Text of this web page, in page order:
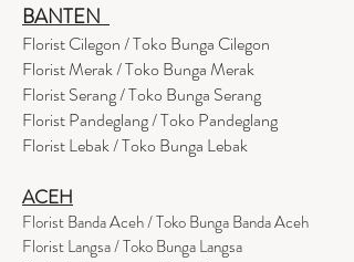
BANTEN
Florist Cilegon / Toko Bunga Cilegon
Florist Merak / Toko Bunga Merak
Florist Serang / Toko Bunga Serang
Florist Pandeglang / Toko Pandeglang
Florist Lebak / Toko Bunga Lebak
ACEH
Florist Banda Aceh / Toko Bunga Banda Aceh
Florist Langsa / Toko Bunga Langsa